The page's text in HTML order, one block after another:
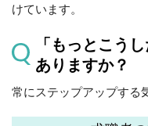
けています。
「もっとこう
ありますか？
常にステップアップする